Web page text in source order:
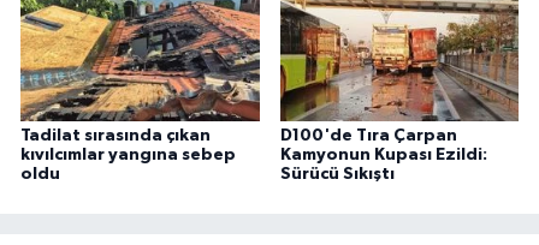
Tadilat sırasında çıkan
kıvılcımlar yangına sebep
oldu
D100'de Tıra Çarpan
Kamyonun Kupası Ezildi:
Sürücü Sıkıştı